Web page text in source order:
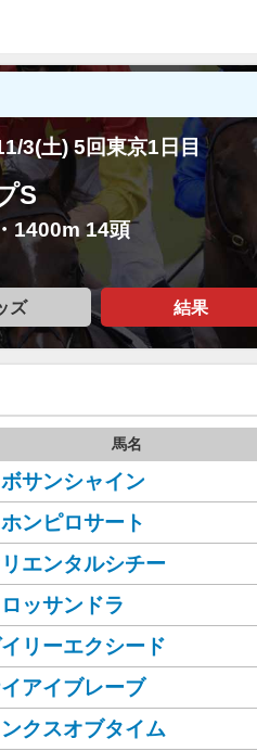
3(土) 5回東京1日目
S
1400m 14頭
ズ 結果
馬名
ボサンシャイン
ンピロサート
エンタルシチー
ッサンドラ
リーエクシード
アイブレーブ
ンクスオブタイム